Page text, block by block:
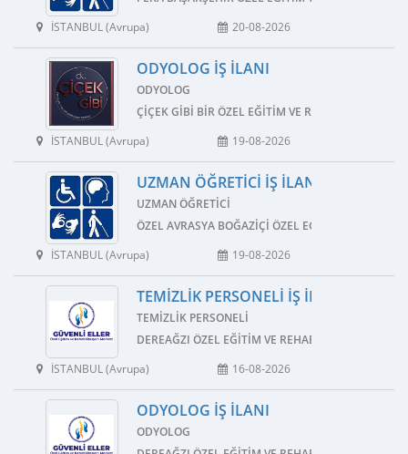
İSTANBUL (Avrupa)
20-08-2026
ODYOLOG İŞ İLANI
ODYOLOG
ÇIÇEK GIBI BIR ÖZEL EĞITIM VE REHABILITASYON
İSTANBUL (Avrupa)
19-08-2026
UZMAN ÖĞRETICI İŞ İLANI
UZMAN ÖĞRETICI
ÖZEL AVRASYA BOĞAZIÇI ÖZEL EĞITIM VE
İSTANBUL (Avrupa)
19-08-2026
TEMIZLIK PERSONELI İŞ İLANI
TEMIZLIK PERSONELI
DEREAĞZI ÖZEL EĞITIM VE REHABILITASYON
İSTANBUL (Avrupa)
16-08-2026
ODYOLOG İŞ İLANI
ODYOLOG